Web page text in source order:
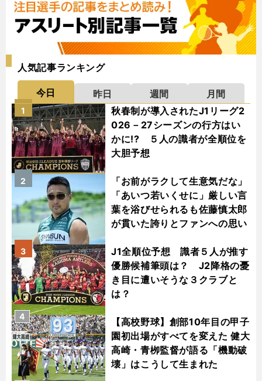
人気記事ランキング
今日 昨日 週間
月間
秋春制が導入されたJ1リーグ2
026－27シーズンの行方はい
かに!? ５人の識者が全順位を
大胆予想
1
「お前がラクして生意気だな」
「あいつ若いくせに」厳しい言
葉を浴びせられるも佐藤慎太郎
が貫いた誇りとファンへの思い
2
J1全順位予想 識者５人が推す
優勝候補筆頭は？ J2降格の憂
き目に遭いそうな３クラブと
は？
3
【高校野球】創部10年目の甲子
園初出場がすべてを変えた 健大
高崎・青栁監督が語る「機動破
壊」はこうして生まれた
4